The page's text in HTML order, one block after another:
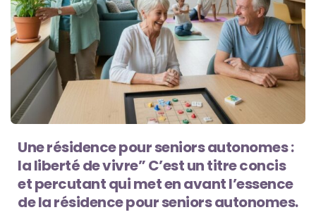
Une résidence pour seniors autonomes :
la liberté de vivre” C’est un titre concis
et percutant qui met en avant l’essence
de la résidence pour seniors autonomes.